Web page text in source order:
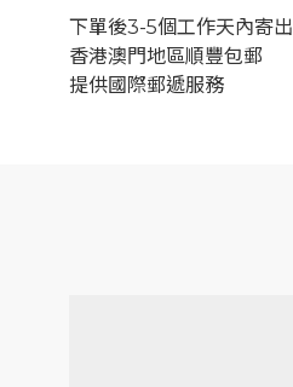
下單後3-5個工作天內寄出
香港澳門地區順豐包郵
提供國際郵遞服務